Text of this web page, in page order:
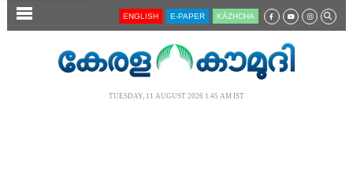
SECTIONS ENGLISH E-PAPER KĀZHCHA
TUESDAY, 11 AUGUST 2026 1.45 AM IST